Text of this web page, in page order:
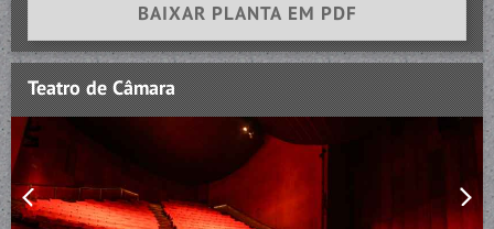
BAIXAR PLANTA EM PDF
Teatro de Câmara